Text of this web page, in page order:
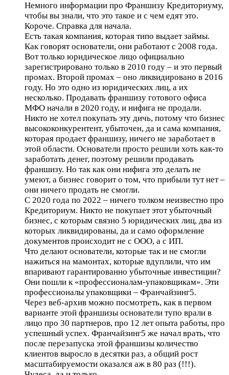
Немного информации про Франшизу Кредиториуму,
чтобы вы знали, что это такое и с чем едят это.
Короче. Справка для начала.
Есть такая компания, которая типо выдает займы.
Как говорят основатели, они работают с 2008 года.
Вот только юридическое лицо официально
зарегистрировано только в 2010 году – и это первый
промах. Второй промах – оно ликвидировано в 2016
году. Но это одно из юридических лиц, а их
несколько. Продавать франшизу готового офиса
МФО начали в 2020 году, и нифига не продали.
Никто не хотел покупать эту дичь, потому что бизнес
высококонкурентент, убыточен, да и сама компания,
которая продает франшизу, ничего не заработает в
этой области. Основатели просто решили хоть как-то
заработать денег, поэтому решили продавать
франшизу. Но так как они нифига это делать не
умеют, а бизнес говорит о том, что прибыли тут нет –
они ничего продать не смогли.
С 2020 года по 2022 – ничего толком неизвестно про
Кредиториум. Никто не покупает этот убыточный
бизнес, с которым связно 5 юридических лиц, два из
которых ликвидированы, да и само оформление
документов происходит не с ООО, а с ИП.
Что делают основатели, которые так и не смогли
нажиться на мамонтах, которые вдуплили, что им
впаривают гарантированно убыточные инвестиции?
Они пошли к «профессионалам-упаковщикам». Эти
профессионалы упаковщики – Франчайзинг5.
Через веб-архив можно посмотреть, как в первом
варианте этой франшизы основатели тупо врали в
лицо про 30 партнеров, про 12 лет опыта работы, про
успешный успех. Франчайзинг5 же начал врать, что
после перезапуска этой франшизы количество
клиентов выросло в десятки раз, а общий рост
масштабируемости оказался аж в 80 раз (!!!).